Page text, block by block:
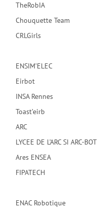
TheRobIA
Chouquette Team
CRLGirls
ENSIM’ELEC
Eirbot
INSA Rennes
Toast’eirb
ARC
LYCEE DE L’ARC SI ARC-BOT
Ares ENSEA
FIPATECH
ENAC Robotique